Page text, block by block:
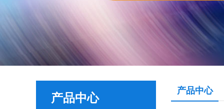
产品中心
产品中心